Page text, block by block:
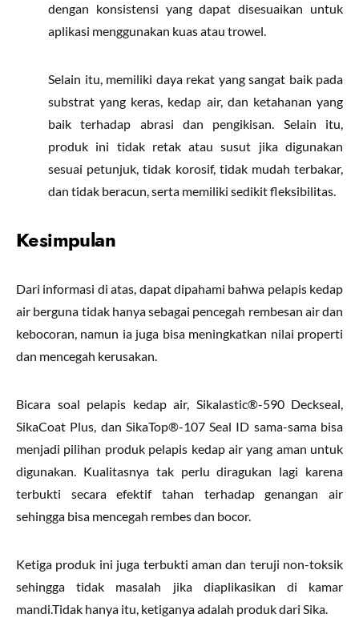
dengan konsistensi yang dapat disesuaikan untuk
aplikasi menggunakan kuas atau trowel.
Selain itu, memiliki daya rekat yang sangat baik pada
substrat yang keras, kedap air, dan ketahanan yang
baik terhadap abrasi dan pengikisan. Selain itu,
produk ini tidak retak atau susut jika digunakan
sesuai petunjuk, tidak korosif, tidak mudah terbakar,
dan tidak beracun, serta memiliki sedikit fleksibilitas.
Kesimpulan
Dari informasi di atas, dapat dipahami bahwa pelapis kedap
air berguna tidak hanya sebagai pencegah rembesan air dan
kebocoran, namun ia juga bisa meningkatkan nilai properti
dan mencegah kerusakan.
Bicara soal pelapis kedap air, Sikalastic®-590 Deckseal,
SikaCoat Plus, dan SikaTop®-107 Seal ID sama-sama bisa
menjadi pilihan produk pelapis kedap air yang aman untuk
digunakan. Kualitasnya tak perlu diragukan lagi karena
terbukti secara efektif tahan terhadap genangan air
sehingga bisa mencegah rembes dan bocor.
Ketiga produk ini juga terbukti aman dan teruji non-toksik
sehingga tidak masalah jika diaplikasikan di kamar
mandi.Tidak hanya itu, ketiganya adalah produk dari Sika.